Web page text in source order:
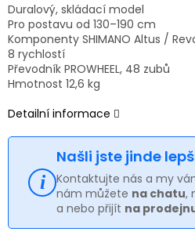
Duralový, skládací model
Pro postavu od 130–190 cm
Komponenty SHIMANO Altus /
8 rychlostí
Převodník PROWHEEL, 48 zubů
Hmotnost 12,6 kg
Detailní informace
Našli jste jinde
Kontaktujte nás a my
nám můžete na chatu,
a nebo přijít na